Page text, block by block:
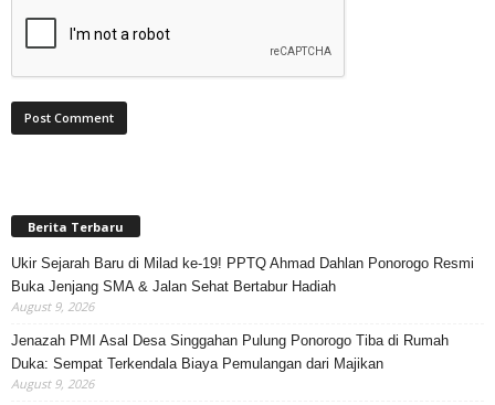
Berita Terbaru
Ukir Sejarah Baru di Milad ke-19! PPTQ Ahmad Dahlan Ponorogo Resmi
Buka Jenjang SMA & Jalan Sehat Bertabur Hadiah
August 9, 2026
Jenazah PMI Asal Desa Singgahan Pulung Ponorogo Tiba di Rumah
Duka: Sempat Terkendala Biaya Pemulangan dari Majikan
August 9, 2026